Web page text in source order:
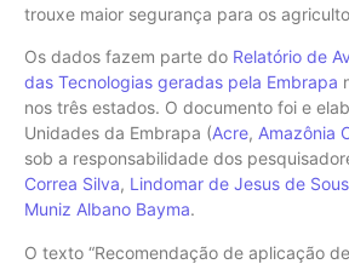
trouxe maior segurança para os
Os dados fazem parte do Relatório de
das Tecnologias geradas pela Embrapa
nos três estados. O documento foi e
Unidades da Embrapa (Acre, Amazônia
sob a responsabilidade dos
Correa Silva, Lindomar de Jesus de
Muniz Albano Bayma.
O texto “Recomendação de aplicação